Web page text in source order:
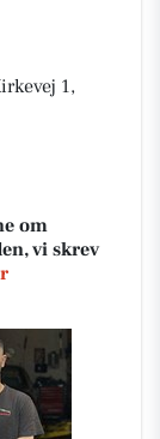
1,
om
vi skrev